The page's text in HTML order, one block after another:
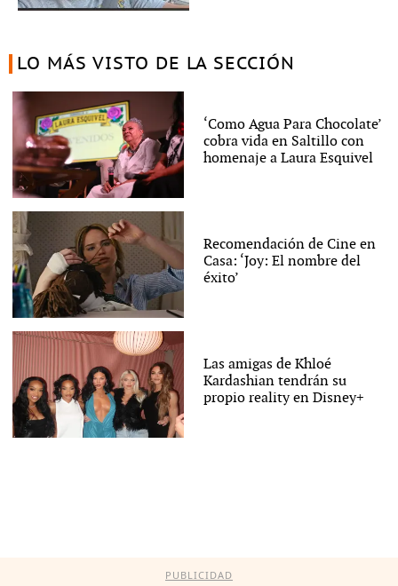
LO MÁS VISTO DE LA SECCIÓN
‘Como Agua Para Chocolate’
cobra vida en Saltillo con
homenaje a Laura Esquivel
Recomendación de Cine en
Casa: ‘Joy: El nombre del
éxito’
Las amigas de Khloé
Kardashian tendrán su
propio reality en Disney+
PUBLICIDAD